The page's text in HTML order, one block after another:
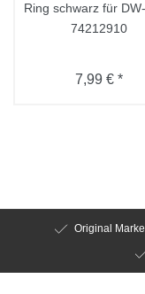
Ring schwarz für
74212910
7,99 € *
Original